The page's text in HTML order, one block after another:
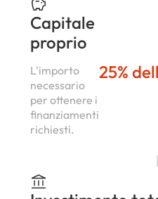
Capitale
proprio
L'importo
necessario
per ottenere i
finanziamenti
richiesti.
25%